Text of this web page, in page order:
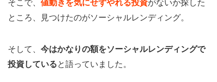
そこで、 値動きを気にせずやれる投資がないか探した
ところ、見つけたのがソーシャルレンディング。
そして、 今はかなりの額をソーシャルレンディングで
投資している と語っていました。